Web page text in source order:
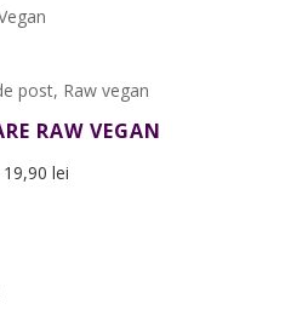
post, Raw vegan
RAW VEGAN
19,90 lei